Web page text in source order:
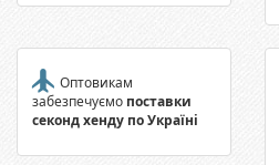
Оптовикам
забезпечуємо поставки
секонд хенду по Україні